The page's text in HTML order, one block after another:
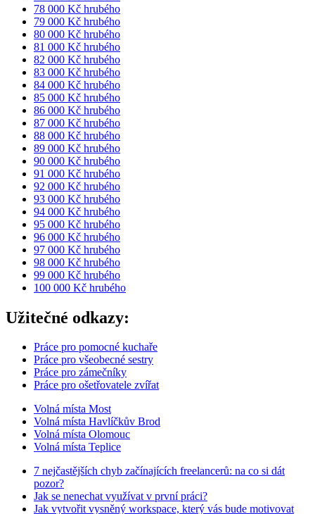
78 000 Kč hrubého
79 000 Kč hrubého
80 000 Kč hrubého
81 000 Kč hrubého
82 000 Kč hrubého
83 000 Kč hrubého
84 000 Kč hrubého
85 000 Kč hrubého
86 000 Kč hrubého
87 000 Kč hrubého
88 000 Kč hrubého
89 000 Kč hrubého
90 000 Kč hrubého
91 000 Kč hrubého
92 000 Kč hrubého
93 000 Kč hrubého
94 000 Kč hrubého
95 000 Kč hrubého
96 000 Kč hrubého
97 000 Kč hrubého
98 000 Kč hrubého
99 000 Kč hrubého
100 000 Kč hrubého
Užitečné odkazy:
Práce pro pomocné kuchaře
Práce pro všeobecné sestry
Práce pro zámečníky
Práce pro ošetřovatele zvířat
Volná místa Most
Volná místa Havlíčkův Brod
Volná místa Olomouc
Volná místa Teplice
7 nejčastějších chyb začínajících freelancerů: na co si dát
pozor?
Jak se nenechat využívat v první práci?
Jak vytvořit vysněný workspace, který vás bude motivovat